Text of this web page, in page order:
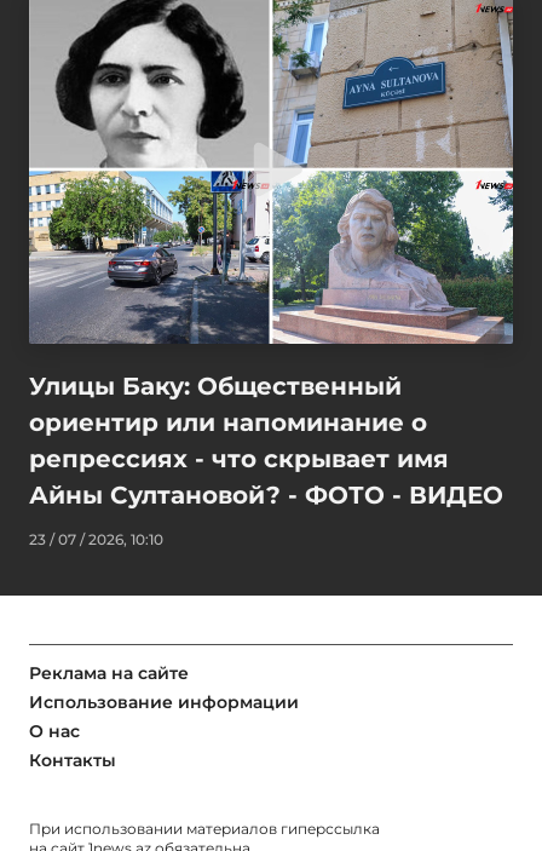
Улицы Баку: Общественный
ориентир или напоминание о
репрессиях - что скрывает имя
Айны Султановой? - ФОТО - ВИДЕО
23 / 07 / 2026, 10:10
Реклама на сайте
Использование информации
О нас
Контакты
При использовании материалов гиперссылка